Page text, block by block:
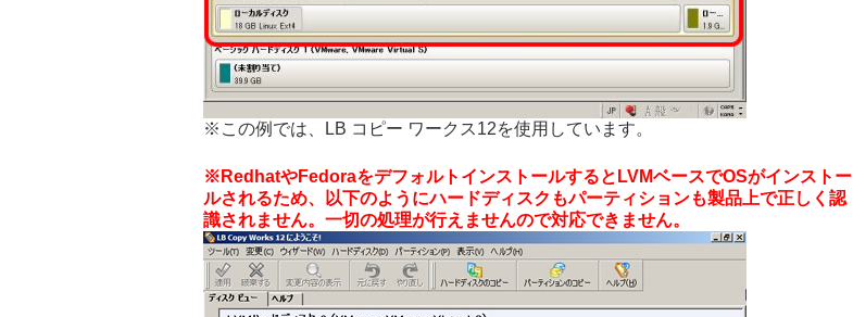
※この例では、LB コピー ワークス12を使用しています。
※RedhatやFedoraをデフォルトインストールするとLVMベースでOSがインストー
ルされるため、以下のようにハードディスクもパーティションも製品上で正しく認
識されません。一切の処理が行えませんので対応できません。